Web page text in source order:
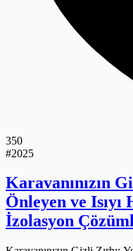
350
#2025
Karavanınızın
Önleyen ve
İzolasyon